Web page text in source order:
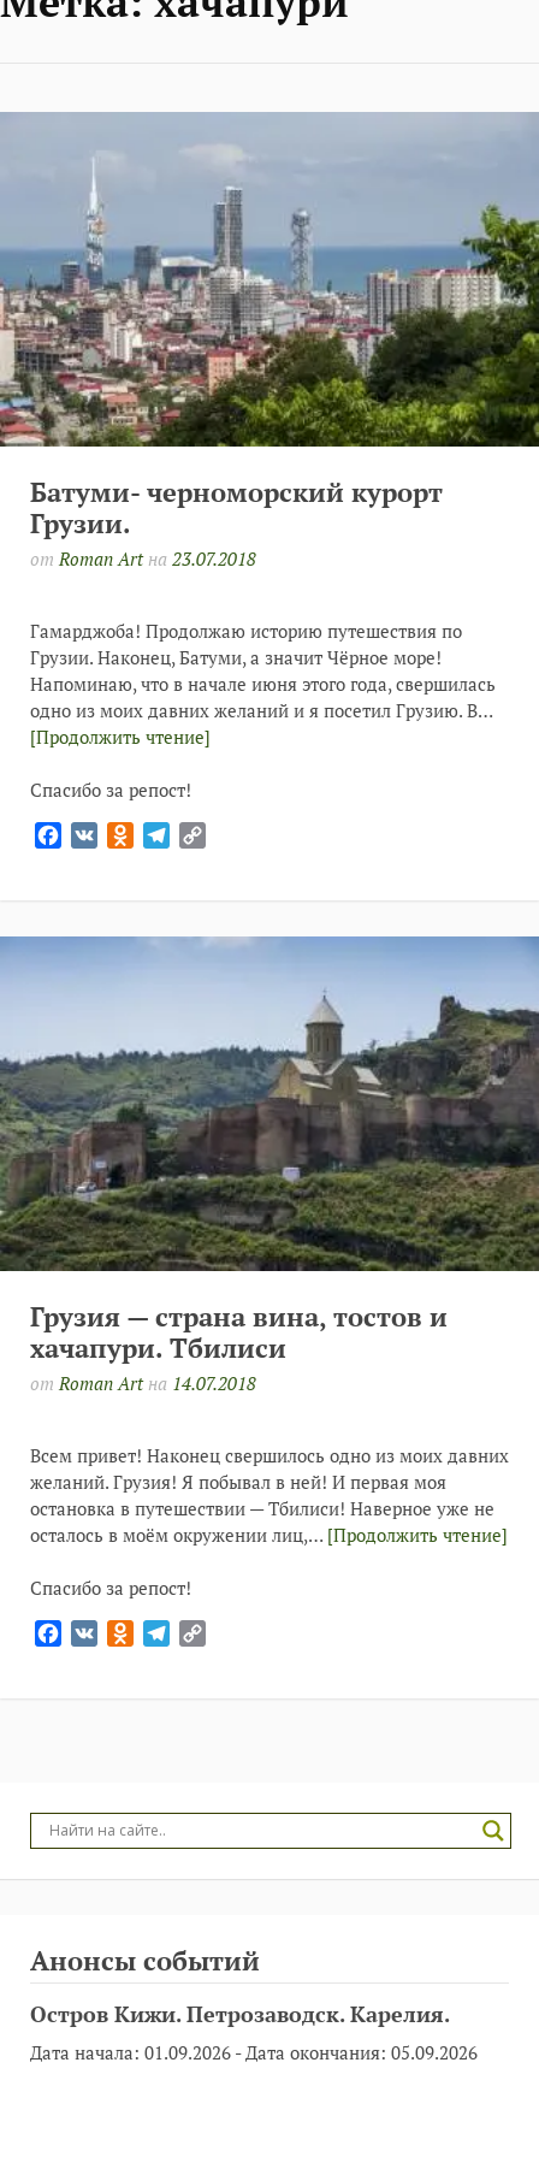
Батуми- черноморский курорт
Грузии.
отRoman Artна 23.07.2018
Гамарджоба! Продолжаю историю путешествия по
Грузии. Наконец, Батуми, а значит Чёрное море!
Напоминаю, что в начале июня этого года, свершилась
одно из моих давних желаний и я посетил Грузию. В…
[Продолжить чтение]
Спасибо за репост!
Facebook
VK Odnoklassniki
Telegram
Грузия — страна вина, тостов и
хачапури. Тбилиси
отRoman Artна 14.07.2018
Всем привет! Наконец свершилось одно из моих давних
желаний. Грузия! Я побывал в ней! И первая моя
остановка в путешествии — Тбилиси! Наверное уже не
осталось в моём окружении лиц,… [Продолжить чтение]
Спасибо за репост!
Facebook
VK Odnoklassniki
Telegram
Анонсы событий
Остров Кижи. Петрозаводск. Карелия.
Дата начала: 01.09.2026 - Дата окончания: 05.09.2026